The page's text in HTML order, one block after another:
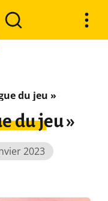
du jeu »
du jeu »
2023